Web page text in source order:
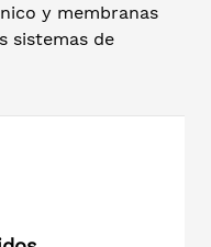
y membranas
sistemas de